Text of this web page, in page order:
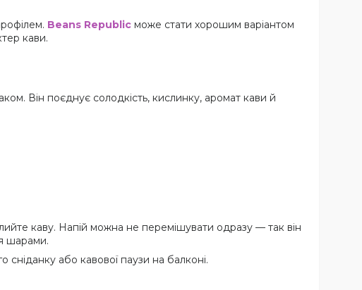
Beans Republic може стати хорошим варіантом
кави.
Він поєднує солодкість, кислинку, аромат кави й
каву. Напій можна не перемішувати одразу — так він
шарами.
або кавової паузи на балконі.